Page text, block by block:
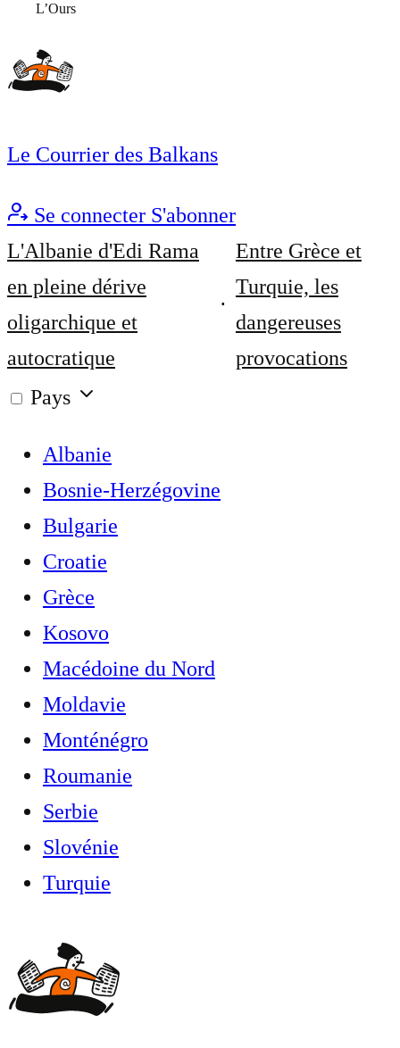
L’Ours
Le Courrier des Balkans
Se connecter S'abonner
L'Albanie d'Edi Rama
en pleine dérive
oligarchique et
autocratique
Entre Grèce et
Turquie, les
dangereuses
provocations
Pays
Albanie
Bosnie-Herzégovine
Bulgarie
Croatie
Grèce
Kosovo
Macédoine du Nord
Moldavie
Monténégro
Roumanie
Serbie
Slovénie
Turquie